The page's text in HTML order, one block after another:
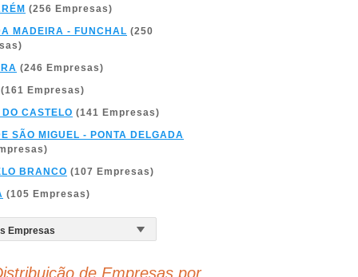
(256 Empresas)
MADEIRA - FUNCHAL (250
(246 Empresas)
(161 Empresas)
CASTELO (141 Empresas)
SÃO MIGUEL - PONTA DELGADA
BRANCO (107 Empresas)
(105 Empresas)
de Empresas por